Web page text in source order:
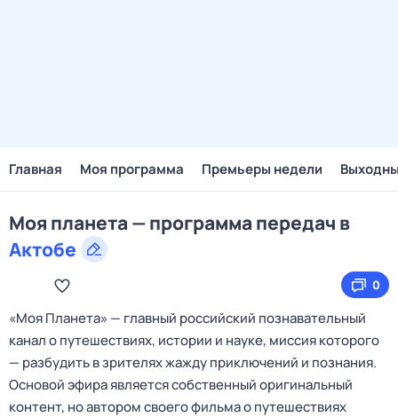
Главная Моя программа Премьеры недели
Моя планета — программа передач в
Актобе
0
«Моя Планета» — главный российский познавательный
канал о путешествиях, истории и науке, миссия которого
— разбудить в зрителях жажду приключений и познания.
Основой эфира является собственный оригинальный
контент, но автором своего фильма о путешествиях